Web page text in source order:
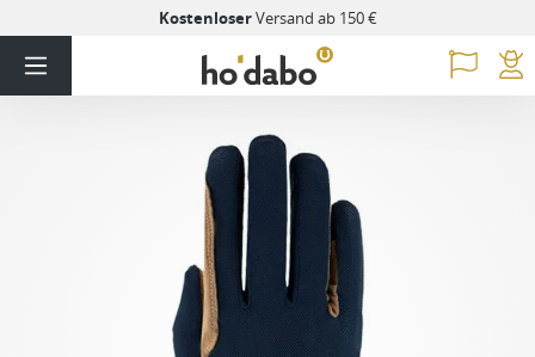
KostenloserVersand ab 150 €